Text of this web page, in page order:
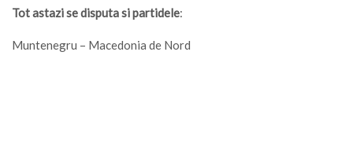
Tot astazi se disputa si partidele:
Muntenegru – Macedonia de Nord